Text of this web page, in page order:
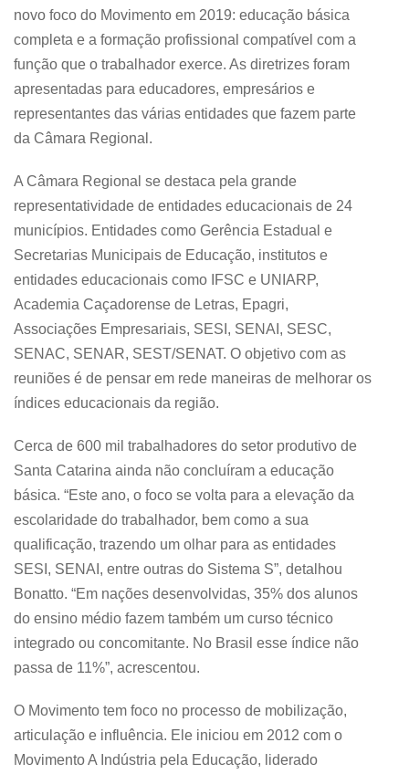
novo foco do Movimento em 2019: educação básica
completa e a formação profissional compatível com a
função que o trabalhador exerce. As diretrizes foram
apresentadas para educadores, empresários e
representantes das várias entidades que fazem parte
da Câmara Regional.
A Câmara Regional se destaca pela grande
representatividade de entidades educacionais de 24
municípios. Entidades como Gerência Estadual e
Secretarias Municipais de Educação, institutos e
entidades educacionais como IFSC e UNIARP,
Academia Caçadorense de Letras, Epagri,
Associações Empresariais, SESI, SENAI, SESC,
SENAC, SENAR, SEST/SENAT. O objetivo com as
reuniões é de pensar em rede maneiras de melhorar os
índices educacionais da região.
Cerca de 600 mil trabalhadores do setor produtivo de
Santa Catarina ainda não concluíram a educação
básica. “Este ano, o foco se volta para a elevação da
escolaridade do trabalhador, bem como a sua
qualificação, trazendo um olhar para as entidades
SESI, SENAI, entre outras do Sistema S”, detalhou
Bonatto. “Em nações desenvolvidas, 35% dos alunos
do ensino médio fazem também um curso técnico
integrado ou concomitante. No Brasil esse índice não
passa de 11%”, acrescentou.
O Movimento tem foco no processo de mobilização,
articulação e influência. Ele iniciou em 2012 com o
Movimento A Indústria pela Educação, liderado